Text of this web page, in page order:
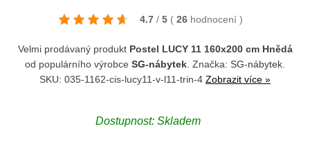
4.7 / 5 ( 26 hodnocení )
Velmi prodávaný produkt Postel LUCY 11 160x200 cm Hnědá
od populárního výrobce SG-nábytek . Značka: SG-nábytek
SKU: 035-1162-cis-lucy11-v-l11-trin-4 Zobrazit více »
Dostupnost: Skladem